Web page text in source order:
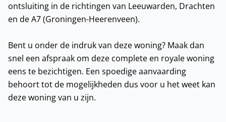
ontsluiting in de richtingen van Leeuwarden, Drachten
en de A7 (Groningen-Heerenveen).
Bent u onder de indruk van deze woning? Maak dan
snel een afspraak om deze complete en royale woning
eens te bezichtigen. Een spoedige aanvaarding
behoort tot de mogelijkheden dus voor u het weet kan
deze woning van u zijn.